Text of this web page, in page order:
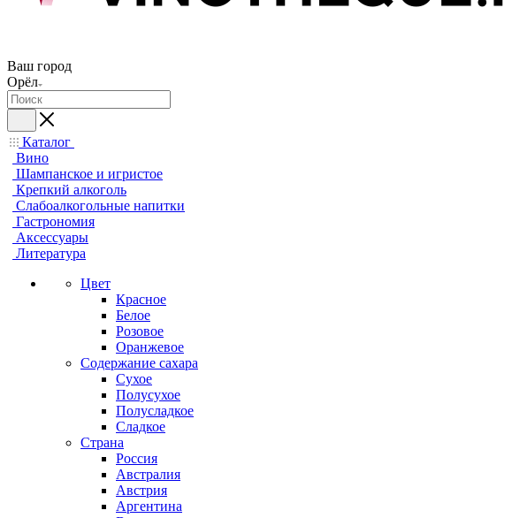
Ваш город
Орёл
Каталог
Вино
Шампанское и игристое
Крепкий алкоголь
Слабоалкогольные напитки
Гастрономия
Аксессуары
Литература
Цвет
Красное
Белое
Розовое
Оранжевое
Содержание сахара
Сухое
Полусухое
Полусладкое
Сладкое
Страна
Россия
Австралия
Австрия
Аргентина